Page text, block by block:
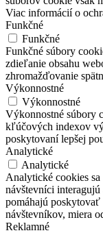
Viac informácií o
Funkčné
Funkčné
Funkčné súbory
zdieľanie obsahu
zhromažďovanie
Výkonnostné
Výkonnostné
Výkonnostné súbory
kľúčových indexov
poskytovaní lepšej
Analytické
Analytické
Analytické cookies
návštevníci
pomáhajú
návštevníkov, miera
Reklamné